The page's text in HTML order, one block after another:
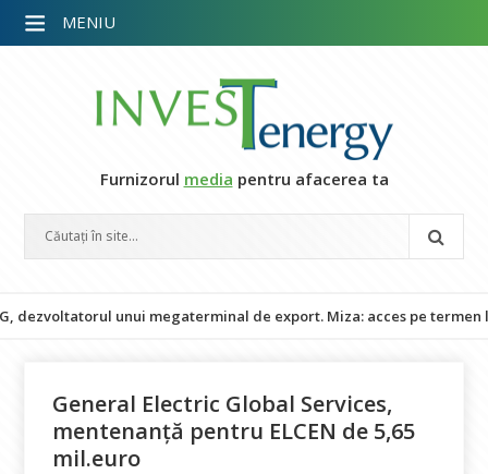
Furnizorul media pentru afacerea ta
unui megaterminal de export. Miza: acces pe termen lung la
General Electric Global Services,
mentenanță pentru ELCEN de 5,65
mil.euro
MENIU